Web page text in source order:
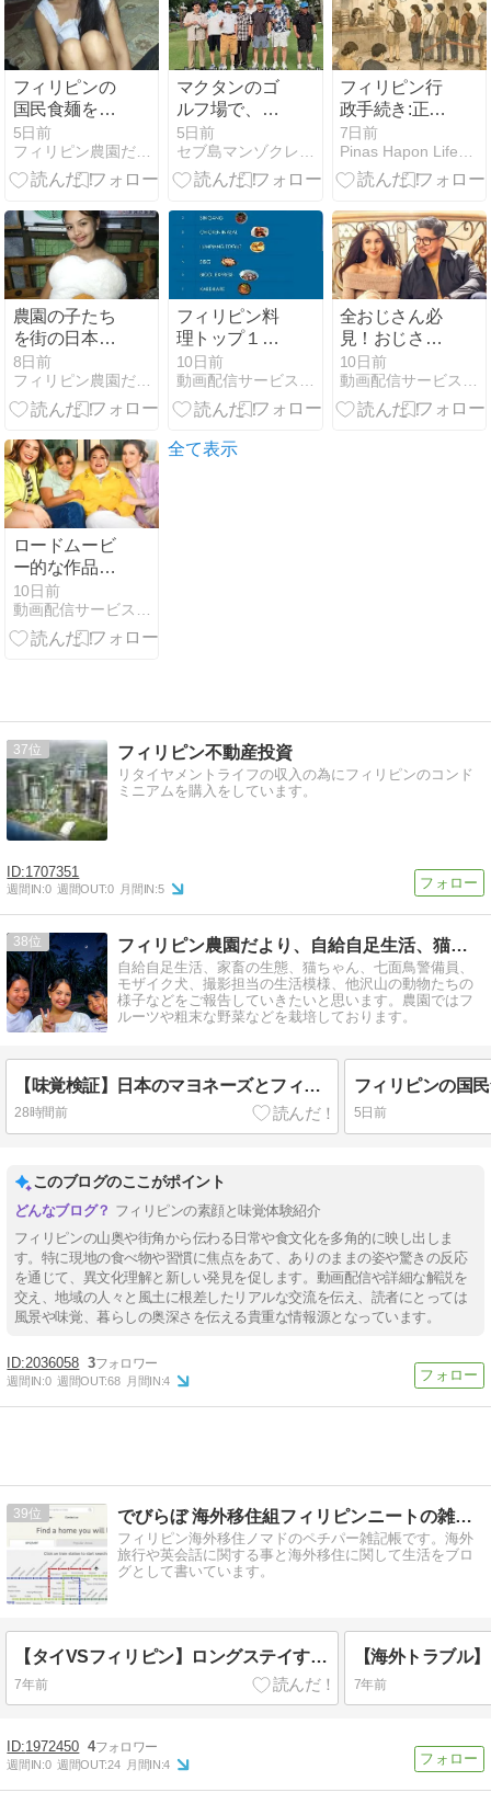
ュース
2026.8.2】
メニューを徹
底紹介
フィリピンの
国民食麺をイ
カとタケノコ
で超豪華にア
レンジしてみ
5日前
フィリピン農園だより、自給自足生活、猫ちゃん、七面鳥、犬
マクタンのゴ
ルフ場で、ゴ
ルフを満喫
5日前
フィリピン行
政手続き:正し
さより証拠、
証拠より粘り
強さ
クリアランス
郵送編】
7日前
農園の子たち
を街の日本食
店へ！初めて
の「味噌ラー
メンと餃子」
8日前
フィリピン農園だより、自給自足生活、猫ちゃん、七面鳥、犬
フィリピン料
理トップ１０
が発表される
10日前
全おじさん必
見！おじさん
と若い女性の
純愛物語
「Ikaw pa rin
10日前
ロードムービ
ー的な作品だ
が、後半全て
をぶち壊す設
定が明らかに
10日前
全て表示
37 フィリピン不動産投資
リタイヤメントライフの収入の為にフィリピンのコンド
ミニアムを購入をしています。
1707351
週間IN:0 週間OUT:0 月間IN:5
38 フィリピン農園だより、自給自足生活、猫ちゃん、七面鳥、犬
自給自足生活、家畜の生態、猫ちゃん、七面鳥警備員、
モザイク犬、撮影担当の生活模様、他沢山の動物たちの
様子などをご報告していきたいと思います。農園ではフ
ルーツや粗末な野菜などを栽培しております。
【味覚検証】日本のマヨネーズとフィリピンのマヨネーズ、どっちが旨いか試してみたら
28時間前 5日前
このブログのここがポイント
フィリピンの素顔と味覚体験紹介
フィリピンの山奥や街角から伝わる日常や食文化を多角的に映し出しま
す。特に現地の食べ物や習慣に焦点をあて、ありのままの姿や驚きの反応
を通じて、異文化理解と新しい発見を促します。動画配信や詳細な解説を
交え、地域の人々と風土に根差したリアルな交流を伝え、読者にとっては
風景や味覚、暮らしの奥深さを伝える貴重な情報源となっています。
2036058 3
週間IN:0 週間OUT:68 月間IN:4
39 でびらぼ 海外移住組フィリピンニートの雑記帳
フィリピン海外移住ノマドのペチパー雑記帳です。海外
旅行や英会話に関する事と海外移住に関して生活をブロ
グとして書いています。
【タイVSフィリピン】ロングステイするならどっちが良いの？
7年前 7年前
1972450 4
週間IN:0 週間OUT:24 月間IN:4